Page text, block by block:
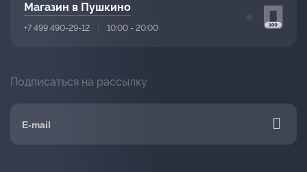
Магазин в Пушкино
+7 499 490-29-12 10:00 - 20:00
Подписаться на рассылку